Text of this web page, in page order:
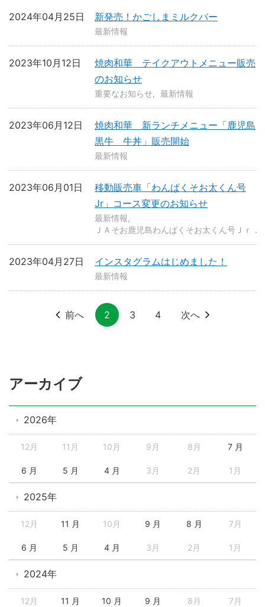
新発売！かごしまミルクバー
2024年04月25日
最新情報
焼肉和華 テイクアウトメニュー販売
のお知らせ
2023年10月12日
重要なお知らせ 最新情報
焼肉和華 新ランチメニュー「鹿児島
黒牛 牛丼」販売開始
2023年06月12日
最新情報
移動販売車「わんぱくそお太くん号
Jr」コース変更のお知らせ
2023年06月01日
最新情報
ＪＡそお鹿児島わんぱくそお太くん号Ｊｒ．
インスタグラムはじめました！
2023年04月27日
最新情報
前へ 2 3 4 次へ
アーカイブ
2026年
12月 11月 10月 9月 8月 7 月
6 月 5 月 4 月 3月 2月 1月
2025年
12月 11 月 10月 9 月 8 月 7月
6 月 5 月 4 月 3月 2月 1月
2024年
12月 11 月 10 月 9 月 8月 7月